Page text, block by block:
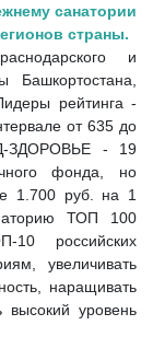
санатории
страны.
и
Башкортостана,
рейтинга -
от 635 до
ЗДОРОВЬЕ - 19
фонда, но
1.700 руб. на 1
ТОП 100
10 российских
увеличивать
наращивать
высокий уровень